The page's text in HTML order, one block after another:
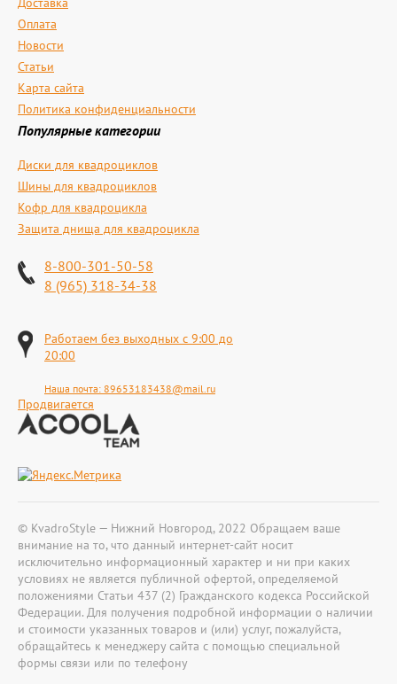
Оплата
Новости
Статьи
Карта сайта
Политика конфиденциальности
Популярные категории
Диски для квадроциклов
Шины для квадроциклов
Кофр для квадроцикла
Защита днища для квадроцикла
8-800-301-50-58
8 (965) 318-34-38
Работаем без выходных с 9:00 до
20:00
Наша почта: 89653183438@mail.ru
Продвигается
© KvadroStyle — Нижний Новгород, 2022 Обращаем ваше
внимание на то, что данный интернет-сайт носит
исключительно информационный характер и ни при каких
условиях не является публичной офертой, определяемой
положениями Статьи 437 (2) Гражданского кодекса Российской
Федерации. Для получения подробной информации о наличии
и стоимости указанных товаров и (или) услуг, пожалуйста,
обращайтесь к менеджеру сайта с помощью специальной
формы связи или по телефону